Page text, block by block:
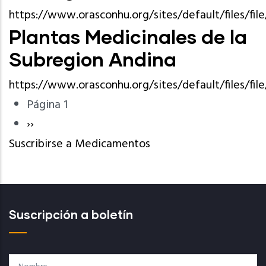
https://www.orasconhu.org/sites/default/files/
Plantas Medicinales de la
Subregion Andina
https://www.orasconhu.org/sites/default/files/
Paginación
Página 1
Siguiente
página
››
Suscribirse a Medicamentos
Suscripción a boletín
Nombre